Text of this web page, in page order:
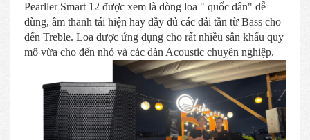
Pearller Smart 12 được xem là dòng loa " quốc dân" dễ
dùng, âm thanh tái hiện hay đầy đủ các dải tần từ Bass cho
đến Treble. Loa được ứng dụng cho rất nhiều sân khấu quy
mô vừa cho đến nhỏ và các dàn Acoustic chuyên nghiệp.